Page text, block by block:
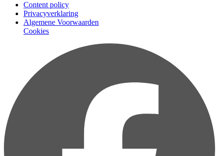
Content policy
Privacyverklaring
Algemene Voorwaarden
Cookies